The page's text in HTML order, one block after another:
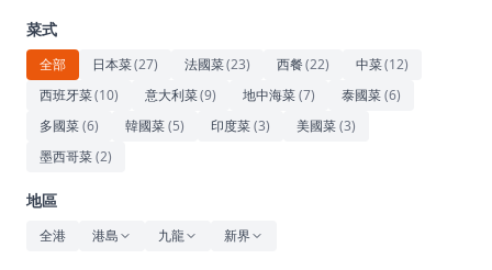
運動
藝術文化
休閒
音樂
菜式
全部 日本菜(27) 法國菜(23) 西餐(22) 中菜(12)
西班牙菜(10) 意大利菜(9) 地中海菜(7) 泰國菜(6)
多國菜(6) 韓國菜(5) 印度菜(3) 美國菜(3)
墨西哥菜(2)
地區
全港 港島 九龍 新界